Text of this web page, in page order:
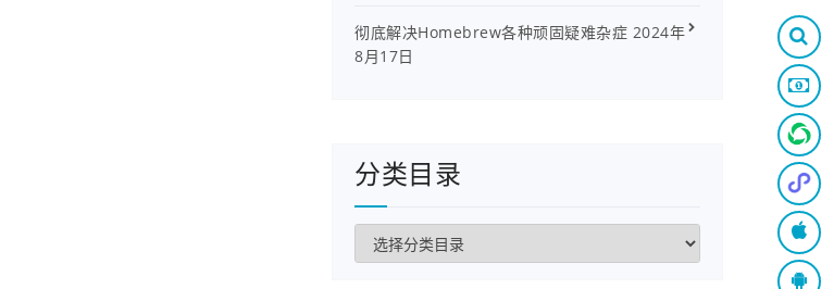
彻底解决Homebrew各种顽固疑难杂症 2024年
8月17日
分类目录
类